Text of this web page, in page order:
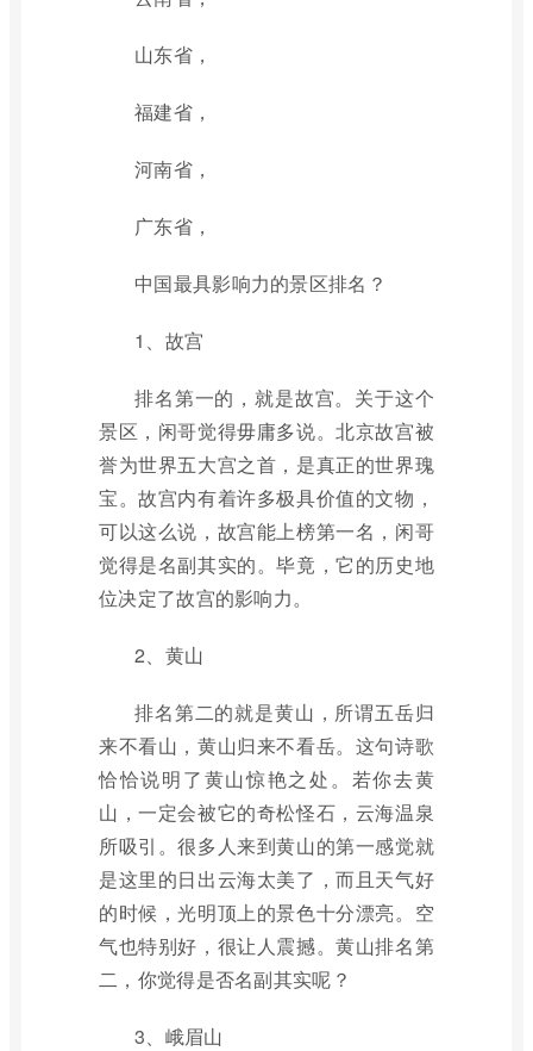
山东省，
福建省，
河南省，
广东省，
中国最具影响力的景区排名？
1、故宫
排名第一的，就是故宫。关于这个
景区，闲哥觉得毋庸多说。北京故宫被
誉为世界五大宫之首，是真正的世界瑰
宝。故宫内有着许多极具价值的文物，
可以这么说，故宫能上榜第一名，闲哥
觉得是名副其实的。毕竟，它的历史地
位决定了故宫的影响力。
2、黄山
排名第二的就是黄山，所谓五岳归
来不看山，黄山归来不看岳。这句诗歌
恰恰说明了黄山惊艳之处。若你去黄
山，一定会被它的奇松怪石，云海温泉
所吸引。很多人来到黄山的第一感觉就
是这里的日出云海太美了，而且天气好
的时候，光明顶上的景色十分漂亮。空
气也特别好，很让人震撼。黄山排名第
二，你觉得是否名副其实呢？
3、峨眉山